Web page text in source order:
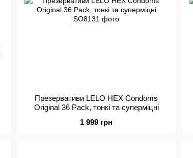
Презервативи LELO HEX Condoms
Original 36 Pack, тонкі та суперміцні
1 999 грн